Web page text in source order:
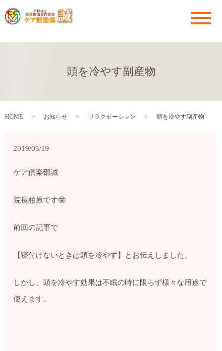
メ
頭を冷やす副産物
HOME お知らせ リラクゼーション 頭を冷やす副産物
2019/05/19
ケア倶楽部誠
院長柏原です🤓
前回の記事で
【寝付けないときは頭を冷やす】とお伝えしました。
しかし、頭を冷やす効果は不眠の時に限らず様々な用途で
使えます。